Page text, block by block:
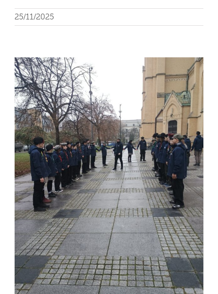
25/11/2025